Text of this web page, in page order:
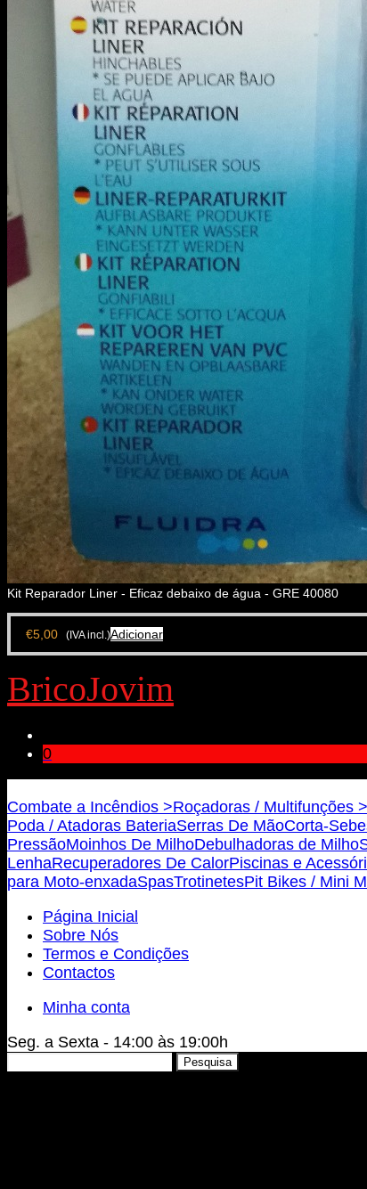
Kit Reparador Liner - Eficaz debaixo de água - GRE 40080
€5,00 (IVA incl.)Adicionar
BricoJovim
0
Combate a Incêndios >Roçadoras / Multifunções >
Poda / Atadoras BateriaSerras De MãoCorta-
PressãoMoinhos De MilhoDebulhadoras de Milho
LenhaRecuperadores De CalorPiscinas e
para Moto-enxadaSpasTrotinetesPit Bikes / Mini
Página Inicial
Sobre Nós
Termos e Condições
Contactos
Minha conta
Seg. a Sexta - 14:00 às 19:00h
Pesquisa